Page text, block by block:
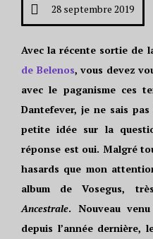
28 septembre 2019
Avec la récente sortie de
de Belenos, vous devez
avec le paganisme ces
Dantefever, je ne sais
petite idée sur la
réponse est oui. Malgré
hasards que mon
album de Vosegus,
Ancestrale. Nouveau
depuis l’année dernière,